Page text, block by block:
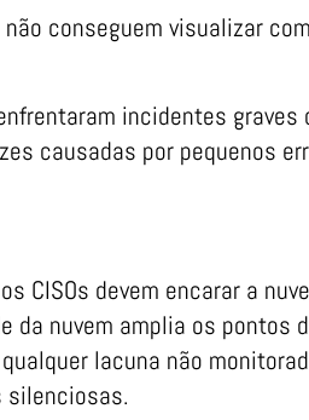
não conseguem visualizar
incidentes
causadas por pequenos
CISOs devem encarar a
da nuvem amplia os pontos
lacuna não
silenciosas.